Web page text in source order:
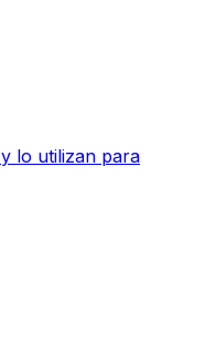
lo utilizan para